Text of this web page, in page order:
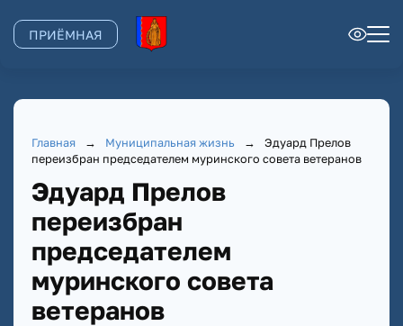
ПРИЁМНАЯ
Главная → Муниципальная жизнь →
Эдуард Прелов
переизбран председателем муринского совета ветеранов
Эдуард Прелов
переизбран
председателем
муринского совета
ветеранов